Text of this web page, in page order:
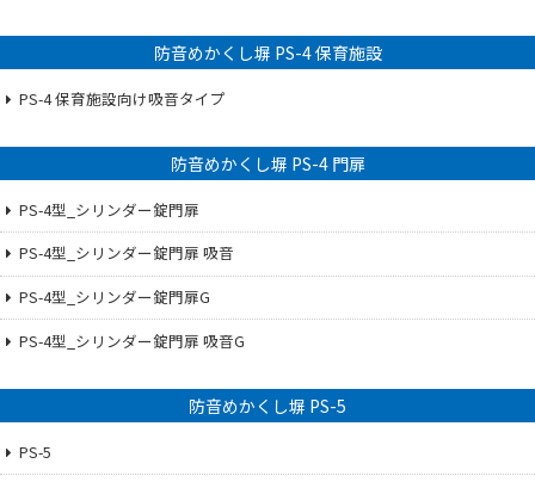
防音めかくし塀 PS-4 保育施設
PS-4 保育施設向け吸音タイプ
防音めかくし塀 PS-4 門扉
PS-4型_シリンダー錠門扉
PS-4型_シリンダー錠門扉 吸音
PS-4型_シリンダー錠門扉G
PS-4型_シリンダー錠門扉 吸音G
防音めかくし塀 PS-5
PS-5